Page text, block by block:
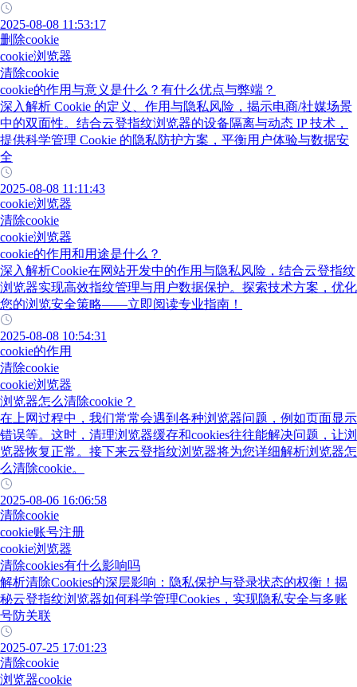
2025-08-08 11:53:17
删除cookie
cookie浏览器
清除cookie
cookie的作用与意义是什么？有什么优点与弊端？
深入解析 Cookie 的定义、作用与隐私风险，揭示电商/社媒场景
中的双面性。结合云登指纹浏览器的设备隔离与动态 IP 技术，
提供科学管理 Cookie 的隐私防护方案，平衡用户体验与数据安
全
2025-08-08 11:11:43
cookie浏览器
清除cookie
cookie浏览器
cookie的作用和用途是什么？
深入解析Cookie在网站开发中的作用与隐私风险，结合云登指纹
浏览器实现高效指纹管理与用户数据保护。探索技术方案，优化
您的浏览安全策略——立即阅读专业指南！
2025-08-08 10:54:31
cookie的作用
清除cookie
cookie浏览器
浏览器怎么清除cookie？
在上网过程中，我们常常会遇到各种浏览器问题，例如页面显示
错误等。这时，清理浏览器缓存和cookies往往能解决问题，让浏
览器恢复正常。接下来云登指纹浏览器将为您详细解析浏览器怎
么清除cookie。
2025-08-06 16:06:58
清除cookie
cookie账号注册
cookie浏览器
清除cookies有什么影响吗
解析清除Cookies的深层影响：隐私保护与登录状态的权衡！揭
秘云登指纹浏览器如何科学管理Cookies，实现隐私安全与多账
号防关联
2025-07-25 17:01:23
清除cookie
浏览器cookie